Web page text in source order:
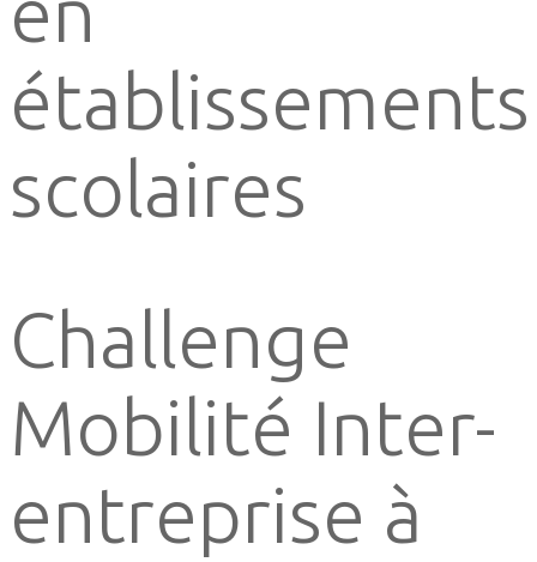
établissements
scolaires
Challenge
Mobilité Inter-
entreprise à